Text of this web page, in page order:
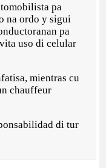
pa
na ordo y sigui
pa
uso di celular
mientras cu
chauffeur
di tur